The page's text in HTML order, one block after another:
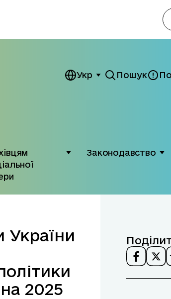
Укр Пошук
Законодавство
України
2025